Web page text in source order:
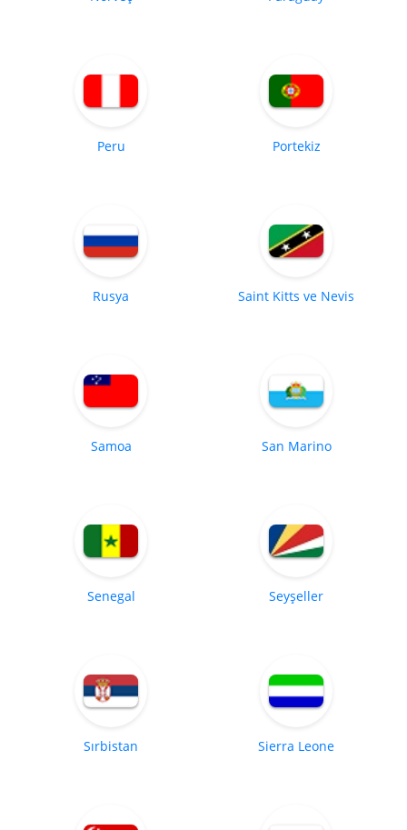
Peru Portekiz
Rusya Saint Kitts ve Nevis
Samoa San Marino
Senegal Seyşeller
Sırbistan Sierra Leone